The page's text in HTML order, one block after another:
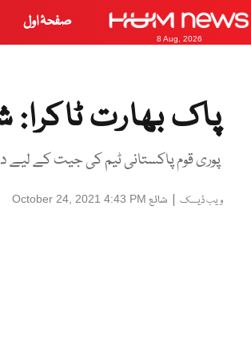
8 Aug, 2026
صفحۂ اول
پاک بھارت ٹاکرا:
پوری قوم پاکستانی ٹیم کی جیت کے لیے
ویب ڈیسک | شائع October 24, 2021 4:43 PM